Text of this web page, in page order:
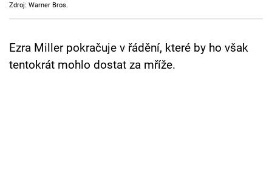
Přihlášení
Zdroj: Warner Bros.
Ezra Miller pokračuje v řádění, které by ho však
tentokrát mohlo dostat za mříže.